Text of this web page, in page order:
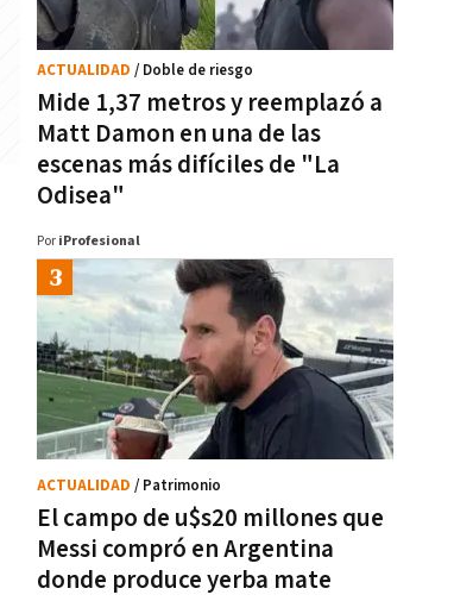
Mide 1,37 metros y reemplazó a
Matt Damon en una de las
escenas más difíciles de "La
Odisea"
ACTUALIDAD / Doble de riesgo
Por iProfesional
El campo de u$s20 millones que
Messi compró en Argentina
donde produce yerba mate
ACTUALIDAD / Patrimonio